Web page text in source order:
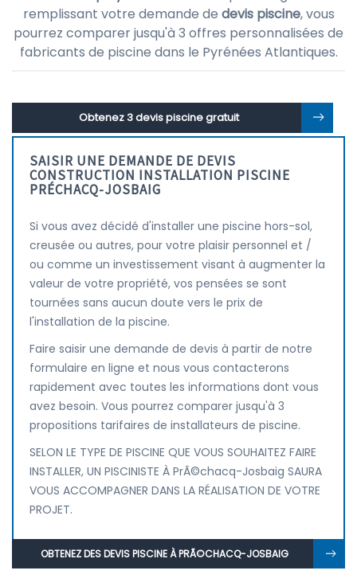
remplissant votre demande de devis piscine, vous
pourrez comparer jusqu'à 3 offres personnalisées de
fabricants de piscine dans le Pyrénées Atlantiques.
Obtenez 3 devis piscine gratuit
SAISIR UNE DEMANDE DE DEVIS
CONSTRUCTION INSTALLATION PISCINE
PRÉCHACQ-JOSBAIG
Si vous avez décidé d'installer une piscine hors-sol,
creusée ou autres, pour votre plaisir personnel et /
ou comme un investissement visant à augmenter la
valeur de votre propriété, vos pensées se sont
tournées sans aucun doute vers le prix de
l'installation de la piscine.
Faire saisir une demande de devis à partir de notre
formulaire en ligne et nous vous contacterons
rapidement avec toutes les informations dont vous
avez besoin. Vous pourrez comparer jusqu'à 3
propositions tarifaires de installateurs de piscine.
SELON LE TYPE DE PISCINE QUE VOUS SOUHAITEZ FAIRE
INSTALLER, UN PISCINISTE À PrÃ©chacq-Josbaig SAURA
VOUS ACCOMPAGNER DANS LA RÉALISATION DE VOTRE
PROJET.
OBTENEZ DES DEVIS PISCINE À PRÃ©CHACQ-JOSBAIG